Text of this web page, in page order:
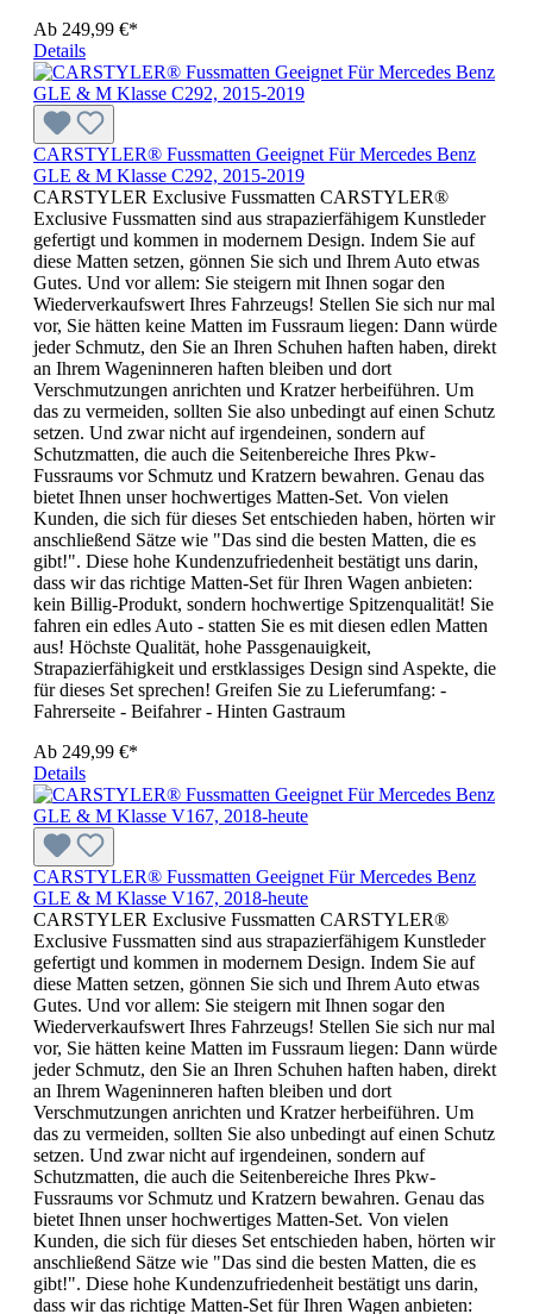
Ab 249,99 €*
Details
CARSTYLER® Fussmatten Geeignet Für Mercedes Benz
GLE & M Klasse C292, 2015-2019
CARSTYLER Exclusive Fussmatten CARSTYLER®
Exclusive Fussmatten sind aus strapazierfähigem Kunstleder
gefertigt und kommen in modernem Design. Indem Sie auf
diese Matten setzen, gönnen Sie sich und Ihrem Auto etwas
Gutes. Und vor allem: Sie steigern mit Ihnen sogar den
Wiederverkaufswert Ihres Fahrzeugs! Stellen Sie sich nur mal
vor, Sie hätten keine Matten im Fussraum liegen: Dann würde
jeder Schmutz, den Sie an Ihren Schuhen haften haben, direkt
an Ihrem Wageninneren haften bleiben und dort
Verschmutzungen anrichten und Kratzer herbeiführen. Um
das zu vermeiden, sollten Sie also unbedingt auf einen Schutz
setzen. Und zwar nicht auf irgendeinen, sondern auf
Schutzmatten, die auch die Seitenbereiche Ihres Pkw-
Fussraums vor Schmutz und Kratzern bewahren. Genau das
bietet Ihnen unser hochwertiges Matten-Set. Von vielen
Kunden, die sich für dieses Set entschieden haben, hörten wir
anschließend Sätze wie "Das sind die besten Matten, die es
gibt!". Diese hohe Kundenzufriedenheit bestätigt uns darin,
dass wir das richtige Matten-Set für Ihren Wagen anbieten:
kein Billig-Produkt, sondern hochwertige Spitzenqualität! Sie
fahren ein edles Auto - statten Sie es mit diesen edlen Matten
aus! Höchste Qualität, hohe Passgenauigkeit,
Strapazierfähigkeit und erstklassiges Design sind Aspekte, die
für dieses Set sprechen! Greifen Sie zu Lieferumfang: -
Fahrerseite - Beifahrer - Hinten Gastraum
Ab 249,99 €*
Details
CARSTYLER® Fussmatten Geeignet Für Mercedes Benz
GLE & M Klasse V167, 2018-heute
CARSTYLER Exclusive Fussmatten CARSTYLER®
Exclusive Fussmatten sind aus strapazierfähigem Kunstleder
gefertigt und kommen in modernem Design. Indem Sie auf
diese Matten setzen, gönnen Sie sich und Ihrem Auto etwas
Gutes. Und vor allem: Sie steigern mit Ihnen sogar den
Wiederverkaufswert Ihres Fahrzeugs! Stellen Sie sich nur mal
vor, Sie hätten keine Matten im Fussraum liegen: Dann würde
jeder Schmutz, den Sie an Ihren Schuhen haften haben, direkt
an Ihrem Wageninneren haften bleiben und dort
Verschmutzungen anrichten und Kratzer herbeiführen. Um
das zu vermeiden, sollten Sie also unbedingt auf einen Schutz
setzen. Und zwar nicht auf irgendeinen, sondern auf
Schutzmatten, die auch die Seitenbereiche Ihres Pkw-
Fussraums vor Schmutz und Kratzern bewahren. Genau das
bietet Ihnen unser hochwertiges Matten-Set. Von vielen
Kunden, die sich für dieses Set entschieden haben, hörten wir
anschließend Sätze wie "Das sind die besten Matten, die es
gibt!". Diese hohe Kundenzufriedenheit bestätigt uns darin,
dass wir das richtige Matten-Set für Ihren Wagen anbieten: